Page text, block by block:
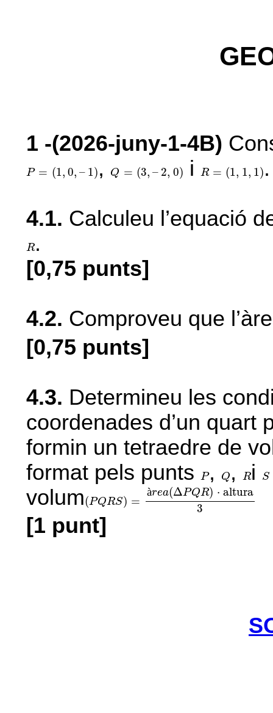
1 -(2026-juny-1-4B)
P = (1, 0, – 1)
P= ,0 –1 , Q = (3, – 2, 0)
Q ,– 0) i R = (1, 1, 1)
R= ,1 1) .
4.1. Calculeu l’equació
R
R.
[0,75 punts]
4.2. Comproveu que
[0,75 punts]
4.3. Determineu les
coordenades d’un quart
formin un tetraedre de
format pels punts
P
P, Q
Q, R
Ri S
S
volum(PQRS) =
àrea(ΔPQR) ⋅ altura
3
PQ rea P Q R)·altura3
[1 punt]